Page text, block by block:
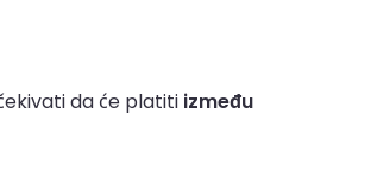
da će platiti između